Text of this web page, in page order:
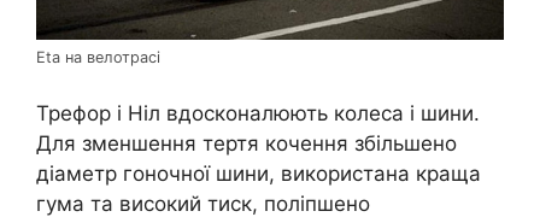
Eta на велотрасі
Трефор і Ніл вдосконалюють колеса і шини.
Для зменшення тертя кочення збільшено
діаметр гоночної шини, використана краща
гума та високий тиск, поліпшено